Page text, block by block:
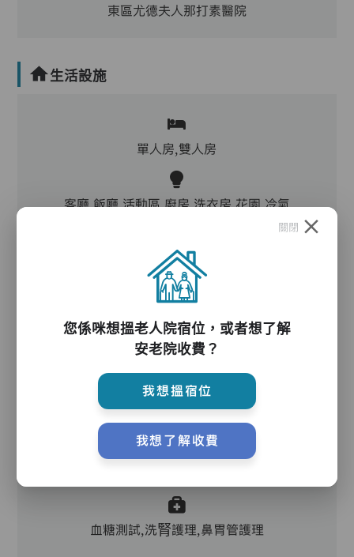
東區尤德夫人那打素醫院
生活設施
單人房,雙人房
客廳,飯廳,活動區,廚房,洗衣房,花園,冷氣
電動床,氣墊床,電梯,助行器/拐杖,輪椅
護理服務
主管,助理員,護理員,保健員,到診醫生,外展牙科
護理評估、執藥、核派藥、量度生命表徵、協助沐
血糖測試,洗腎護理,鼻胃管護理
關閉
您係咪想搵老人院宿位，或者想了解
安老院收費？
我想搵宿位
我想了解收費